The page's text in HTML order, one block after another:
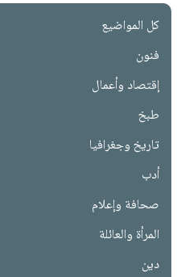
كل المواضيع
فنون
إقتصاد وأعمال
طبخ
تاريخ وجغرافيا
أدب
صحافة وإعلام
المرأة والعائلة
دين